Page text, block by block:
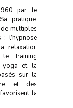
par le
pratique,
multiples
: l’hypnose
relaxation
le training
yoga et la
sur la
et des
la